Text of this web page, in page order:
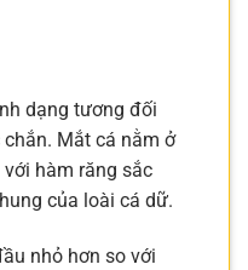
dạng tương đối
Mắt cá nằm ở
hàm răng sắc
của loài cá dữ.
nhỏ hơn so với